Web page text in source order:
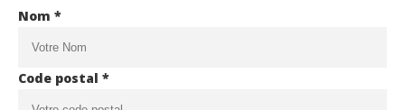
Nom *
Code postal *